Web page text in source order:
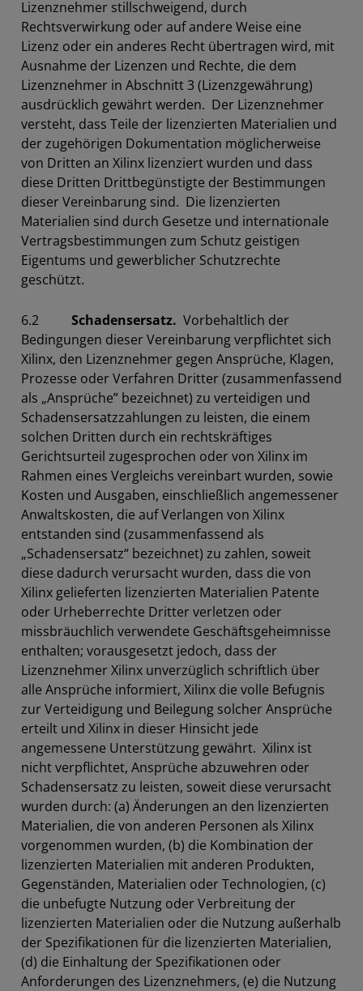
Lizenznehmer stillschweigend, durch
Rechtsverwirkung oder auf andere Weise eine
Lizenz oder ein anderes Recht übertragen wird, mit
Ausnahme der Lizenzen und Rechte, die dem
Lizenznehmer in Abschnitt 3 (Lizenzgewährung)
ausdrücklich gewährt werden. Der Lizenznehmer
versteht, dass Teile der lizenzierten Materialien und
der zugehörigen Dokumentation möglicherweise
von Dritten an Xilinx lizenziert wurden und dass
diese Dritten Drittbegünstigte der Bestimmungen
dieser Vereinbarung sind. Die lizenzierten
Materialien sind durch Gesetze und internationale
Vertragsbestimmungen zum Schutz geistigen
Eigentums und gewerblicher Schutzrechte
geschützt.
6.2 Schadensersatz. Vorbehaltlich der
Bedingungen dieser Vereinbarung verpflichtet sich
Xilinx, den Lizenznehmer gegen Ansprüche, Klagen,
Prozesse oder Verfahren Dritter (zusammenfassend
als „Ansprüche” bezeichnet) zu verteidigen und
Schadensersatzzahlungen zu leisten, die einem
solchen Dritten durch ein rechtskräftiges
Gerichtsurteil zugesprochen oder von Xilinx im
Rahmen eines Vergleichs vereinbart wurden, sowie
Kosten und Ausgaben, einschließlich angemessener
Anwaltskosten, die auf Verlangen von Xilinx
entstanden sind (zusammenfassend als
„Schadensersatz“ bezeichnet) zu zahlen, soweit
diese dadurch verursacht wurden, dass die von
Xilinx gelieferten lizenzierten Materialien Patente
oder Urheberrechte Dritter verletzen oder
missbräuchlich verwendete Geschäftsgeheimnisse
enthalten; vorausgesetzt jedoch, dass der
Lizenznehmer Xilinx unverzüglich schriftlich über
alle Ansprüche informiert, Xilinx die volle Befugnis
zur Verteidigung und Beilegung solcher Ansprüche
erteilt und Xilinx in dieser Hinsicht jede
angemessene Unterstützung gewährt. Xilinx ist
nicht verpflichtet, Ansprüche abzuwehren oder
Schadensersatz zu leisten, soweit diese verursacht
wurden durch: (a) Änderungen an den lizenzierten
Materialien, die von anderen Personen als Xilinx
vorgenommen wurden, (b) die Kombination der
lizenzierten Materialien mit anderen Produkten,
Gegenständen, Materialien oder Technologien, (c)
die unbefugte Nutzung oder Verbreitung der
lizenzierten Materialien oder die Nutzung außerhalb
der Spezifikationen für die lizenzierten Materialien,
(d) die Einhaltung der Spezifikationen oder
Anforderungen des Lizenznehmers, (e) die Nutzung